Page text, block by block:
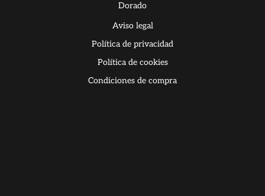
Dorado
Aviso legal
Política de privacidad
Política de cookies
Condiciones de compra